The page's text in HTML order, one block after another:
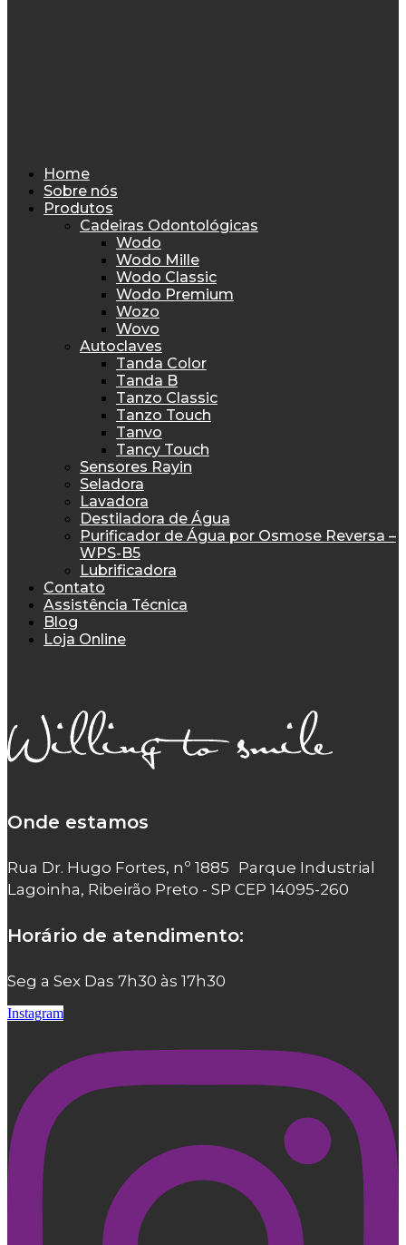
Home
Sobre nós
Produtos
Cadeiras Odontológicas
Wodo
Wodo Mille
Wodo Classic
Wodo Premium
Wozo
Wovo
Autoclaves
Tanda Color
Tanda B
Tanzo Classic
Tanzo Touch
Tanvo
Tancy Touch
Sensores Rayin
Seladora
Lavadora
Destiladora de Água
Purificador de Água por Osmose Reversa –
WPS-B5
Lubrificadora
Contato
Assistência Técnica
Blog
Loja Online
Onde estamos
Rua Dr. Hugo Fortes, nº 1885 Parque Industrial
Lagoinha, Ribeirão Preto - SP CEP 14095-260
Horário de atendimento:
Seg a Sex Das 7h30 às 17h30
Instagram